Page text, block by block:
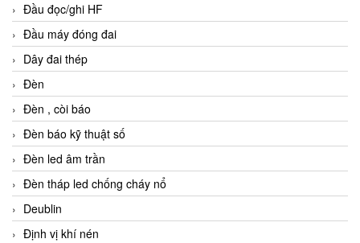
Đầu đọc/ghi HF
Đầu máy đóng đai
Dây đai thép
Đèn
Đèn , còi báo
Đèn báo kỹ thuật số
Đèn led âm trần
Đèn tháp led chống cháy nổ
Deublin
Định vị khí nén